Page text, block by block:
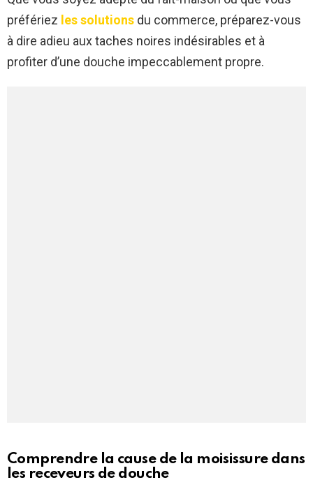
préfériez les solutions du commerce, préparez-vous
à dire adieu aux taches noires indésirables et à
profiter d’une douche impeccablement propre.
Comprendre la cause de la moisissure dans
les receveurs de douche